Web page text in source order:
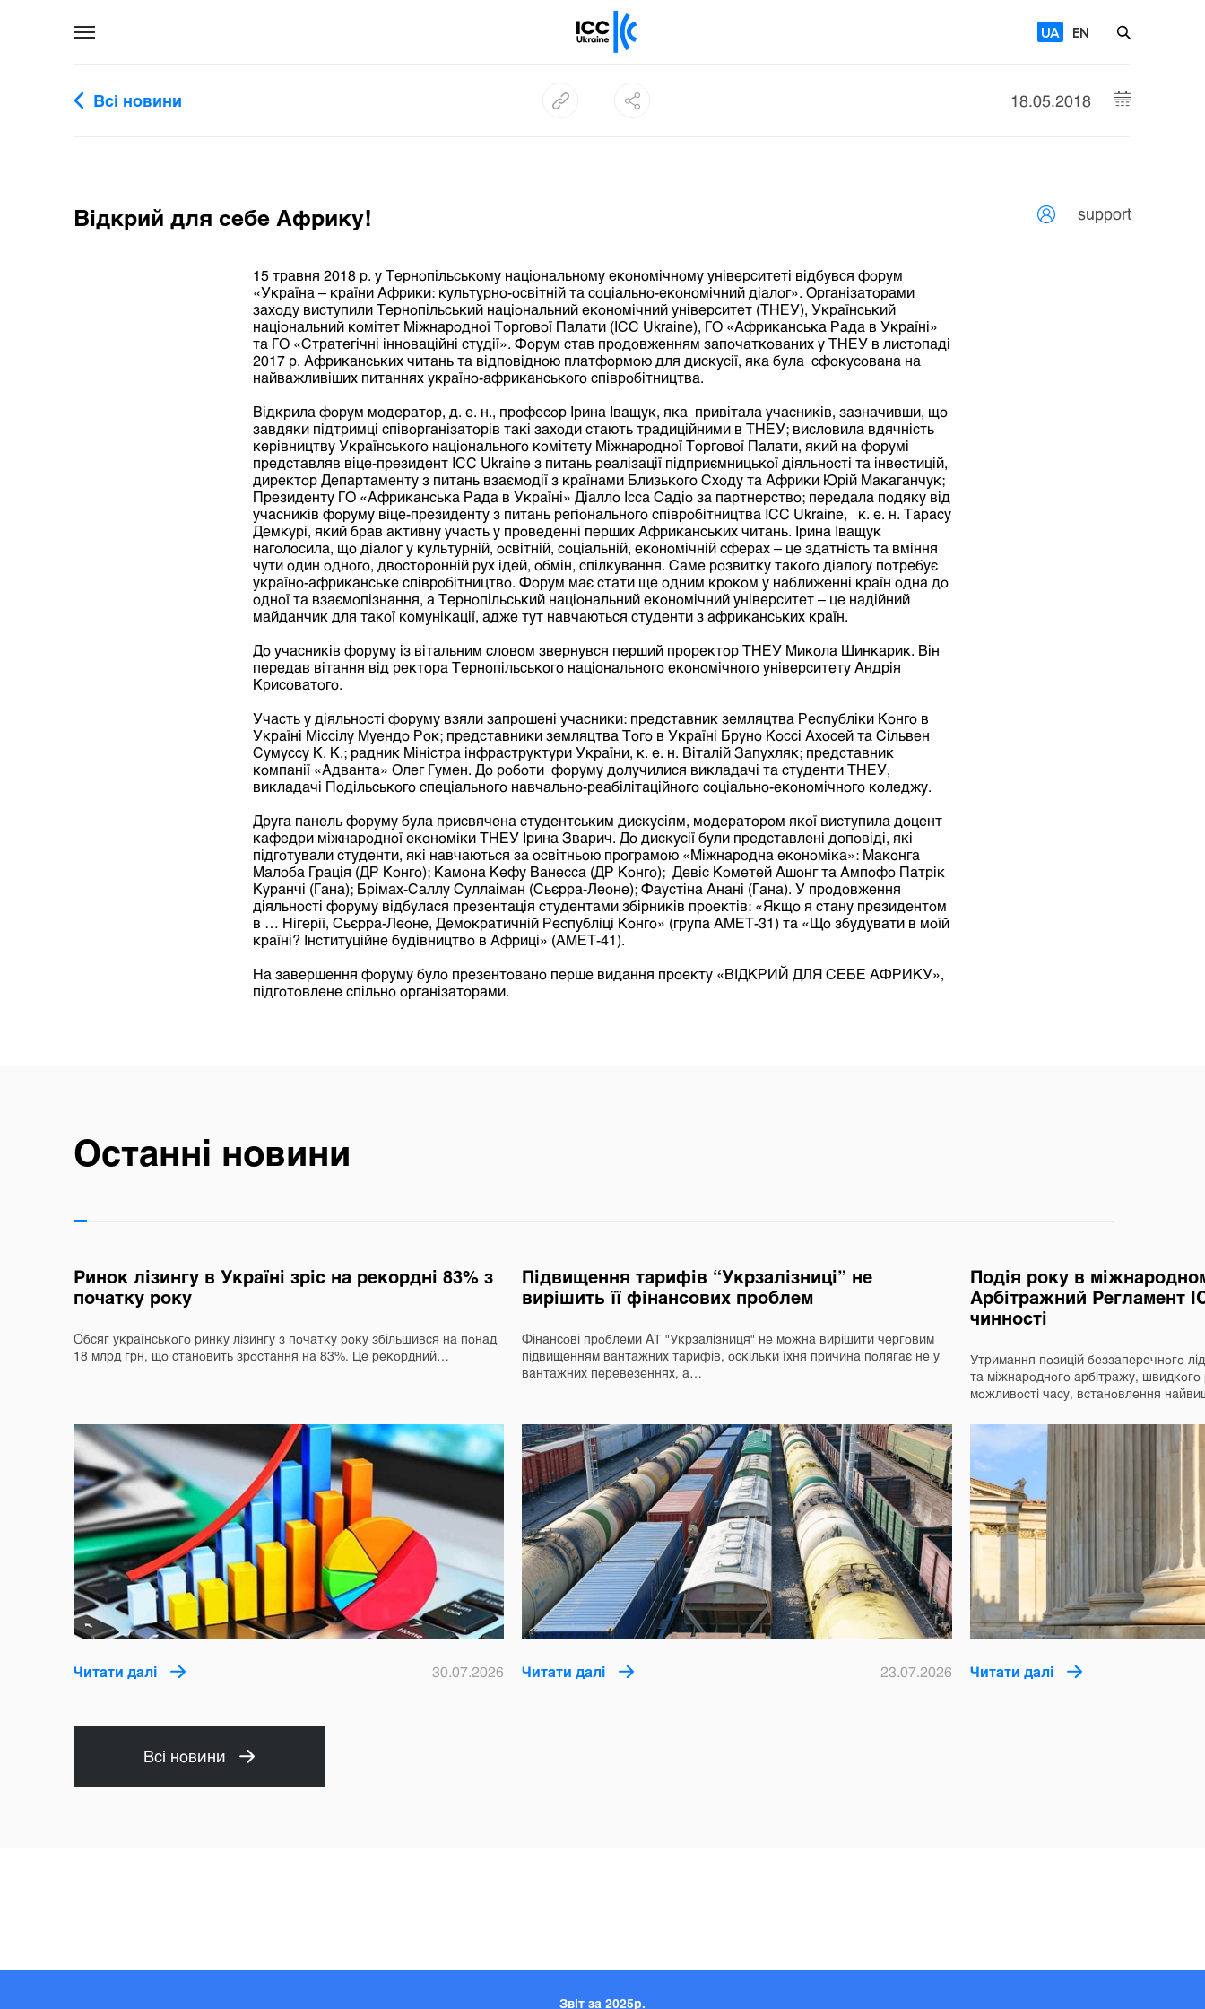
UA EN
Всі новини 18.05.2018
Відкрий для себе Африку! support
15 травня 2018 р. у Тернопільському національному економічному університеті відбувся форум
«Україна – країни Африки: культурно-освітній та соціально-економічний діалог». Організаторами
заходу виступили Тернопільський національний економічний університет (ТНЕУ), Український
національний комітет Міжнародної Торгової Палати (ІСС Ukraine), ГО «Африканська Рада в Україні»
та ГО «Стратегічні інноваційні студії». Форум став продовженням започаткованих у ТНЕУ в листопаді
2017 р. Африканських читань та відповідною платформою для дискусії, яка була сфокусована на
найважливіших питаннях україно-африканського співробітництва.
Відкрила форум модератор, д. е. н., професор Ірина Іващук, яка привітала учасників, зазначивши, що
завдяки підтримці співорганізаторів такі заходи стають традиційними в ТНЕУ; висловила вдячність
керівництву Українського національного комітету Міжнародної Торгової Палати, який на форумі
представляв віце-президент ICC Ukraine з питань реалізації підприємницької діяльності та інвестицій,
директор Департаменту з питань взаємодії з країнами Близького Сходу та Африки Юрій Макаганчук;
Президенту ГО «Африканська Рада в Україні» Діалло Ісса Садіо за партнерство; передала подяку від
учасників форуму віце-президенту з питань регіонального співробітництва ICC Ukraine, к. е. н. Тарасу
Демкурі, який брав активну участь у проведенні перших Африканських читань. Ірина Іващук
наголосила, що діалог у культурній, освітній, соціальній, економічній сферах – це здатність та вміння
чути один одного, двосторонній рух ідей, обмін, спілкування. Саме розвитку такого діалогу потребує
україно-африканське співробітництво. Форум має стати ще одним кроком у наближенні країн одна до
одної та взаємопізнання, а Тернопільський національний економічний університет – це надійний
майданчик для такої комунікації, адже тут навчаються студенти з африканських країн.
До учасників форуму із вітальним словом звернувся перший проректор ТНЕУ Микола Шинкарик. Він
передав вітання від ректора Тернопільського національного економічного університету Андрія
Крисоватого.
Участь у діяльності форуму взяли запрошені учасники: представник земляцтва Республіки Конго в
Україні Міссілу Муендо Рок; представники земляцтва Того в Україні Бруно Коссі Ахосей та Сільвен
Сумуссу К. К.; радник Міністра інфраструктури України, к. е. н. Віталій Запухляк; представник
компанії «Адванта» Олег Гумен. До роботи форуму долучилися викладачі та студенти ТНЕУ,
викладачі Подільського спеціального навчально-реабілітаційного соціально-економічного коледжу.
Друга панель форуму була присвячена студентським дискусіям, модератором якої виступила доцент
кафедри міжнародної економіки ТНЕУ Ірина Зварич. До дискусії були представлені доповіді, які
підготували студенти, які навчаються за освітньою програмою «Міжнародна економіка»: Маконга
Малоба Грація (ДР Конго); Камона Кефу Ванесса (ДР Конго); Девіс Кометей Ашонг та Ампофо Патрік
Куранчі (Гана); Брімах-Саллу Суллаіман (Сьєрра-Леоне); Фаустіна Анані (Гана). У продовження
діяльності форуму відбулася презентація студентами збірників проектів: «Якщо я стану президентом
в … Нігерії, Сьєрра-Леоне, Демократичній Республіці Конго» (група АМЕТ-31) та «Що збудувати в моїй
країні? Інституційне будівництво в Африці» (АМЕТ-41).
На завершення форуму було презентовано перше видання проекту «ВІДКРИЙ ДЛЯ СЕБЕ АФРИКУ»,
підготовлене спільно організаторами.
Останні новини
Ринок лізингу в Україні зріс на рекордні 83% з
початку року
Обсяг українського ринку лізингу з початку року збільшився на понад
18 млрд грн, що становить зростання на 83%. Це рекордний…
Читати далі 30.07.2026
Підвищення тарифів “Укрзалізниці” не
вирішить її фінансових проблем
Фінансові проблеми АТ "Укрзалізниця" не можна вирішити черговим
підвищенням вантажних тарифів, оскільки їхня причина полягає не у
вантажних перевезеннях, а…
Читати далі 23.07.2026
Подія року в
Арбітражний Регламент
чинності
Утримання позицій беззаперечного
та міжнародного арбітражу,
можливості часу, встановлення
Читати далі
Всі новини
Звіт за 2025р.